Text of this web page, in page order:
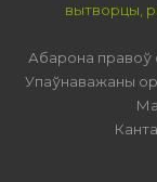
вытворцы,
Абарона правоў
Упаўнаважаны